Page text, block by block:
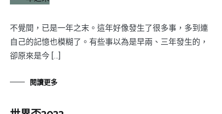
不覺間，已是一年之末。這年好像發生了很多事，多到連
自己的記憶也模糊了。有些事以為是早兩、三年發生的，
卻原來是今 […]
閱讀更多